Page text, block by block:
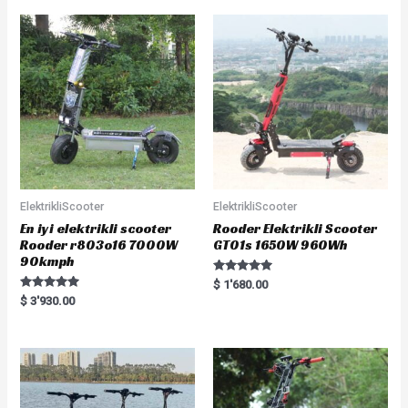
o
u
t
o
f
5
5
ElektrikliScooter
En iyi elektrikli scooter
Rooder r803o16 7000W
90kmph
Rated
5.00
$ 3'930.00
ElektrikliScooter
Rooder Elektrikli Scooter
GT01s 1650W 960Wh
Rated
5.00
$ 1'680.00